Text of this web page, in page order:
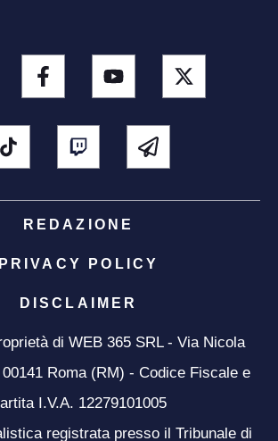
REDAZIONE
PRIVACY POLICY
DISCLAIMER
di WEB 365 SRL - Via Nicola
Roma (RM) - Codice Fiscale e
I.V.A. 12279101005
registrata presso il Tribunale di